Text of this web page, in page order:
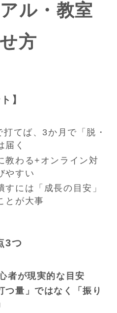
ル・教室
方
】
てば、3か月で「脱・
届く
教わる+オンライン対
やすい
には「成長の目安」
とが大事
3つ
者が現実的な目安
つ量」ではなく「振り